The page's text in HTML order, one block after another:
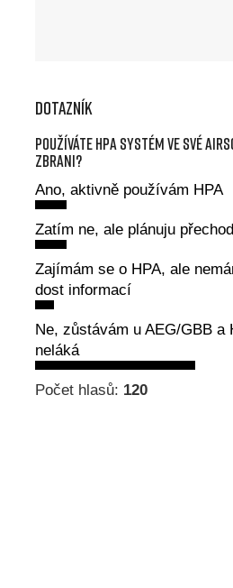
Dotazník
Používáte HPA systém ve své
zbrani?
Ano, aktivně používám HPA
Zatím ne, ale plánuju
Zajímám se o HPA, ale
dost informací
Ne, zůstávám u AEG/GBB a
neláká
Počet hlasů: 120